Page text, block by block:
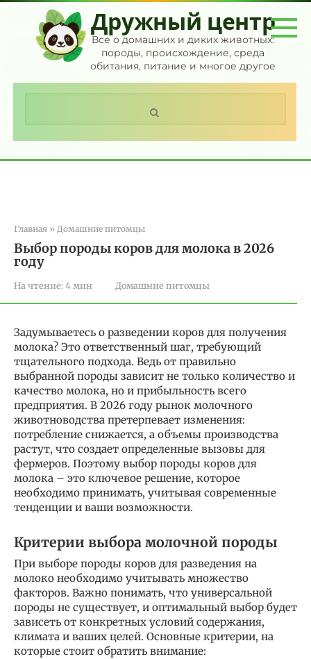
Перейти
контенту
Дружный центр
Все о домашних и диких животных:
породы, происхождение, среда
обитания, питание и многое другое
Главная » Домашние питомцы
Выбор породы коров для молока в 2026
году
На чтение:4 мин Домашние питомцы
Задумываетесь о разведении коров для получения
молока? Это ответственный шаг, требующий
тщательного подхода. Ведь от правильно
выбранной породы зависит не только количество и
качество молока, но и прибыльность всего
предприятия. В 2026 году рынок молочного
животноводства претерпевает изменения:
потребление снижается, а объемы производства
растут, что создает определенные вызовы для
фермеров. Поэтому выбор породы коров для
молока – это ключевое решение, которое
необходимо принимать, учитывая современные
тенденции и ваши возможности.
Критерии выбора молочной породы
При выборе породы коров для разведения на
молоко необходимо учитывать множество
факторов. Важно понимать, что универсальной
породы не существует, и оптимальный выбор будет
зависеть от конкретных условий содержания,
климата и ваших целей. Основные критерии, на
которые стоит обратить внимание: